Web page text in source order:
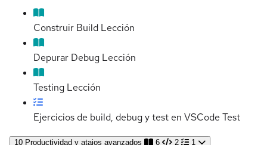
Construir Build Lección
Depurar Debug Lección
Testing Lección
Ejercicios de build, debug y test en VSCode Test
10 Productividad y atajos avanzados 6 2 1